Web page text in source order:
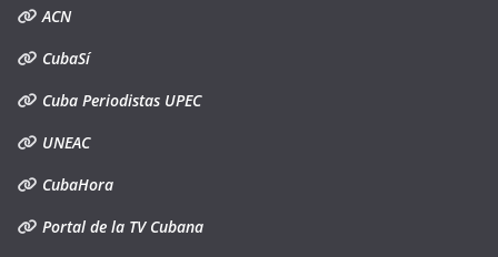
ACN
CubaSí
Cuba Periodistas UPEC
UNEAC
CubaHora
Portal de la TV Cubana